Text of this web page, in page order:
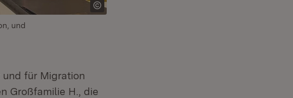
und
für Migration
Großfamilie H., die